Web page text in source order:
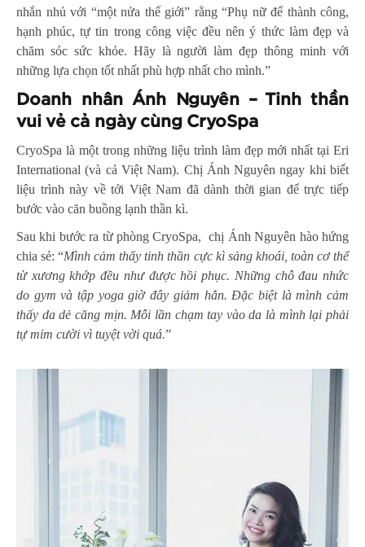
nhắn nhủ với “một nửa thế giới” rằng “Phụ nữ để thành công,
hạnh phúc, tự tin trong công việc đều nên ý thức làm đẹp và
chăm sóc sức khỏe. Hãy là người làm đẹp thông minh với
những lựa chọn tốt nhất phù hợp nhất cho mình.”
Doanh nhân Ánh Nguyên – Tinh thần
vui vẻ cả ngày cùng CryoSpa
CryoSpa là một trong những liệu trình làm đẹp mới nhất tại Eri
International (và cả Việt Nam). Chị Ánh Nguyên ngay khi biết
liệu trình này về tới Việt Nam đã dành thời gian để trực tiếp
bước vào căn buồng lạnh thần kì.
Sau khi bước ra từ phòng CryoSpa, chị Ánh Nguyên hào hứng
chia sẻ: “Mình cảm thấy tinh thần cực kì sảng khoái, toàn cơ thể
từ xương khớp đều như được hồi phục. Những chỗ đau nhức
do gym và tập yoga giờ đây giảm hẳn. Đặc biệt là mình cảm
thấy da dẻ căng mịn. Mỗi lần chạm tay vào da là mình lại phải
tự mỉm cười vì tuyệt vời quá.”